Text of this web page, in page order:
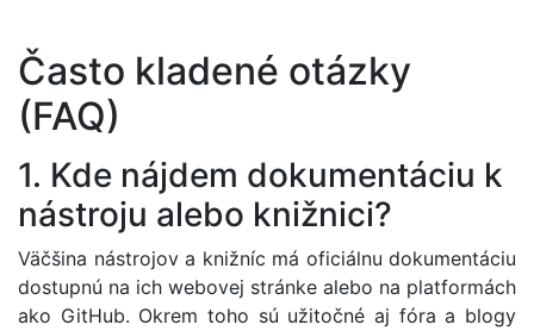
Často kladené otázky
(FAQ)
1. Kde nájdem dokumentáciu k
nástroju alebo knižnici?
Väčšina nástrojov a knižníc má oficiálnu dokumentáciu
dostupnú na ich webovej stránke alebo na platformách
ako GitHub. Okrem toho sú užitočné aj fóra a blogy